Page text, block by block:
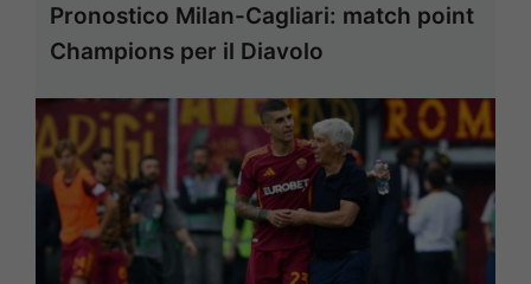
Pronostico Milan-Cagliari: match point
Champions per il Diavolo